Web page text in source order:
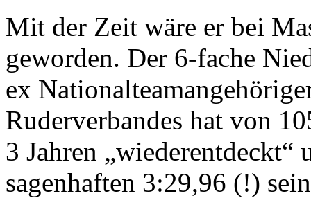
Mit der Zeit wäre er bei
geworden. Der 6-fache
ex
Ruderverbandes hat von
3 Jahren
sagenhaften 3:29,96 (!)